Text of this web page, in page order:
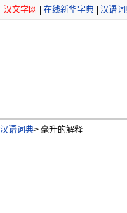
汉文学网 在线新华字典 汉语
汉语词典> 毫升的解释